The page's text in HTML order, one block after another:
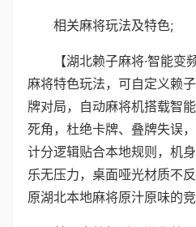
相关麻将玩法及特色;
【湖北赖子麻将·智能
麻将特色玩法，可自定义赖
牌对局，自动麻将机搭载智
死角，杜绝卡牌、叠牌失误
计分逻辑贴合本地规则，机
乐无压力，桌面哑光材质不
原湖北本地麻将原汁原味的竞